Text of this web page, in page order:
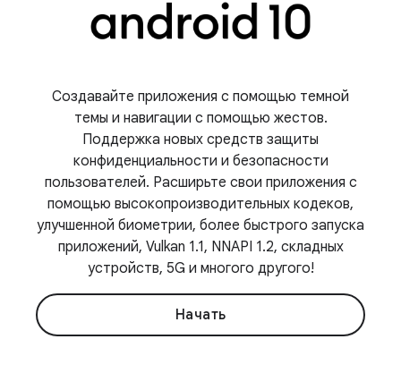
Создавайте приложения с помощью темной
темы и навигации с помощью жестов.
Поддержка новых средств защиты
конфиденциальности и безопасности
пользователей. Расширьте свои приложения с
помощью высокопроизводительных кодеков,
улучшенной биометрии, более быстрого запуска
приложений, Vulkan 1.1, NNAPI 1.2, складных
устройств, 5G и многого другого!
Начать